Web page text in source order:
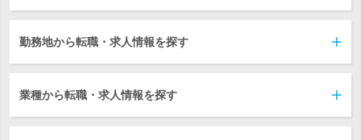
勤務地から転職・求人情報を探す
業種から転職・求人情報を探す